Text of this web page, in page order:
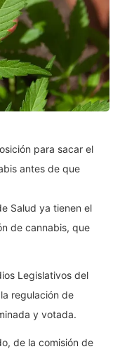
para sacar el
antes de que
Salud ya tienen el
de cannabis, que
Legislativos del
regulación de
y votada.
de la comisión de